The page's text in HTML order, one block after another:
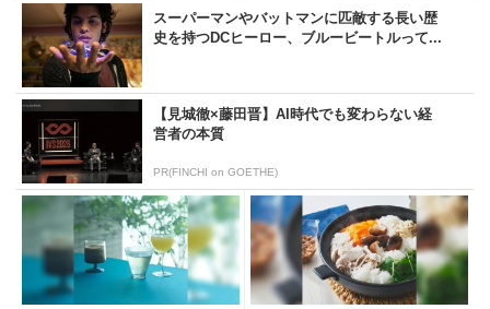
スーパーマンやバットマンに匹敵する長い歴
史を持つDCヒーロー、ブルービートルって...
【見城徹×藤田晋】AI時代でも変わらない経
営者の本質
PR(FINCHI on GOETHE)